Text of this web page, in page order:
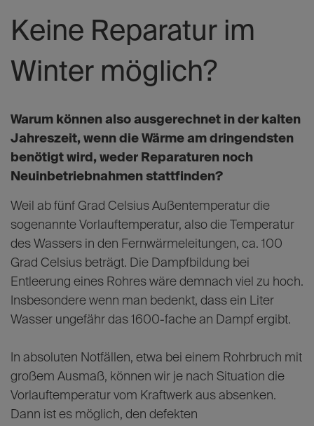
Keine Reparatur im
Winter möglich?
Warum können also ausgerechnet in der kalten
Jahreszeit, wenn die Wärme am dringendsten
benötigt wird, weder Reparaturen noch
Neuinbetriebnahmen stattfinden?
Weil ab fünf Grad Celsius Außentemperatur die
sogenannte Vorlauftemperatur, also die Temperatur
des Wassers in den Fernwärmeleitungen, ca. 100
Grad Celsius beträgt. Die Dampfbildung bei
Entleerung eines Rohres wäre demnach viel zu hoch.
Insbesondere wenn man bedenkt, dass ein Liter
Wasser ungefähr das 1600-fache an Dampf ergibt.
In absoluten Notfällen, etwa bei einem Rohrbruch mit
großem Ausmaß, können wir je nach Situation die
Vorlauftemperatur vom Kraftwerk aus absenken.
Dann ist es möglich, den defekten